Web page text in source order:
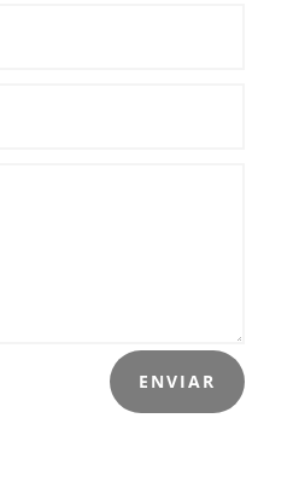
ENVIAR